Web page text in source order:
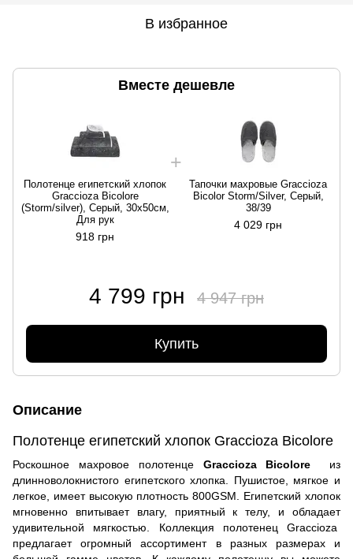
В избранное
Вместе дешевле
Полотенце египетский хлопок
Graccioza Bicolore
(Storm/silver), Серый, 30х50см,
Для рук
918 грн
Тапочки махровые Graccioza
Bicolor Storm/Silver, Серый,
38/39
4 029 грн
4 799 грн 4 947 грн
Купить
Описание
Полотенце египетский хлопок Graccioza Bicolore
Роскошное махровое полотенце Graccioza Bicolore
из
длинноволокнистого египетского хлопка. Пушистое, мягкое и
легкое, имеет высокую плотность 800GSM. Египетский хлопок
мгновенно впитывает влагу, приятный к телу, и обладает
удивительной мягкостью. Коллекция полотенец Graccioza
предлагает огромный ассортимент в разных размерах и